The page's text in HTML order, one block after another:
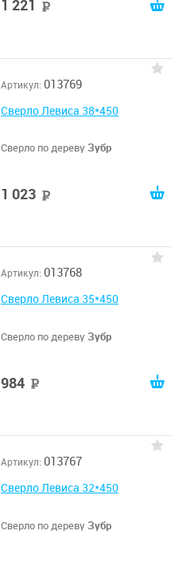
1 221
Артикул: 013769
Сверло Левиса 38*450
Сверло по дереву Зубр
1 023
Артикул: 013768
Сверло Левиса 35*450
Сверло по дереву Зубр
984
Артикул: 013767
Сверло Левиса 32*450
Сверло по дереву Зубр